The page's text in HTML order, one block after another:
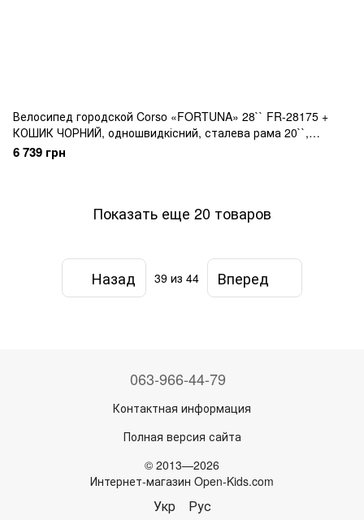
Велосипед городской Corso «FORTUNA» 28`` FR-28175 +
КОШИК ЧОРНИЙ, одношвидкісний, сталева рама 20``,
корзина, багажник
6 739 грн
Показать еще 20 товаров
Назад 39 из 44 Вперед
063-966-44-79
Контактная информация
Полная версия сайта
© 2013—2026
Интернет-магазин Open-Kids.com
Укр Рус